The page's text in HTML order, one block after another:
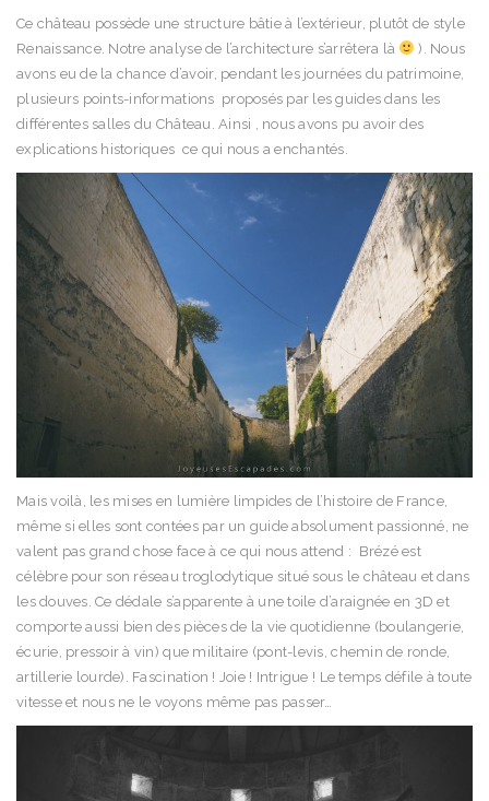
Ce château possède une structure bâtie à l’extérieur, plutôt de style
Renaissance. Notre analyse de l’architecture s’arrêtera là
). Nous
avons eu de la chance d’avoir, pendant les journées du patrimoine,
plusieurs points-informations proposés par les guides dans les
différentes salles du Château. Ainsi , nous avons pu avoir des
explications historiques ce qui nous a enchantés.
Mais voilà, les mises en lumière limpides de l’histoire de France,
même si elles sont contées par un guide absolument passionné, ne
valent pas grand chose face à ce qui nous attend : Brézé est
célèbre pour son réseau troglodytique situé sous le château et dans
les douves. Ce dédale s’apparente à une toile d’araignée en 3D et
comporte aussi bien des pièces de la vie quotidienne (boulangerie,
écurie, pressoir à vin) que militaire (pont-levis, chemin de ronde,
artillerie lourde). Fascination ! Joie ! Intrigue ! Le temps défile à toute
vitesse et nous ne le voyons même pas passer…